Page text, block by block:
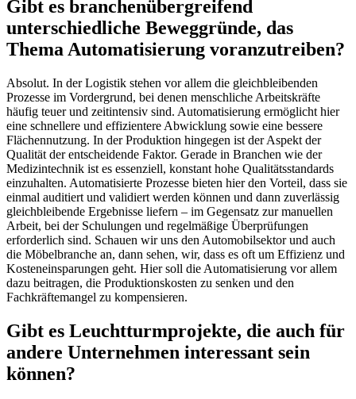
Gibt es branchenübergreifend
unterschiedliche Beweggründe, das
Thema Automatisierung voranzutreiben?
Absolut. In der Logistik stehen vor allem die gleichbleibenden
Prozesse im Vordergrund, bei denen menschliche Arbeitskräfte
häufig teuer und zeitintensiv sind. Automatisierung ermöglicht hier
eine schnellere und effizientere Abwicklung sowie eine bessere
Flächennutzung. In der Produktion hingegen ist der Aspekt der
Qualität der entscheidende Faktor. Gerade in Branchen wie der
Medizintechnik ist es essenziell, konstant hohe Qualitätsstandards
einzuhalten. Automatisierte Prozesse bieten hier den Vorteil, dass sie
einmal auditiert und validiert werden können und dann zuverlässig
gleichbleibende Ergebnisse liefern – im Gegensatz zur manuellen
Arbeit, bei der Schulungen und regelmäßige Überprüfungen
erforderlich sind. Schauen wir uns den Automobilsektor und auch
die Möbelbranche an, dann sehen, wir, dass es oft um Effizienz und
Kosteneinsparungen geht. Hier soll die Automatisierung vor allem
dazu beitragen, die Produktionskosten zu senken und den
Fachkräftemangel zu kompensieren.
Gibt es Leuchtturmprojekte, die auch für
andere Unternehmen interessant sein
können?